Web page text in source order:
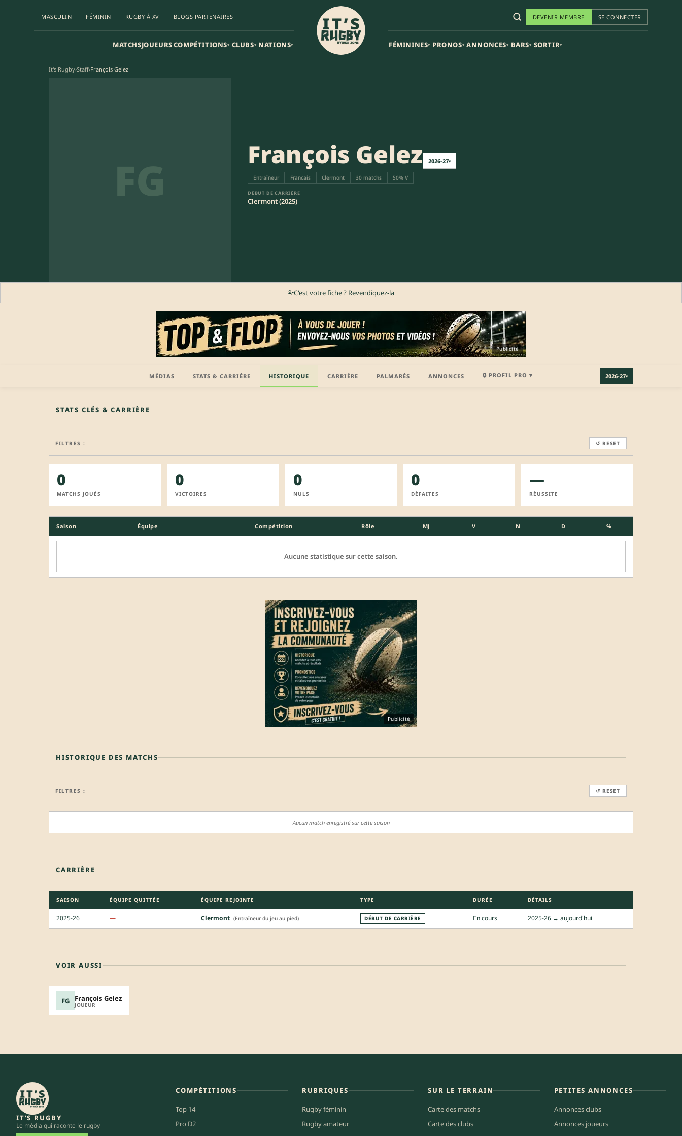
MASCULIN FÉMININ RUGBY À XV BLOGS PARTENAIRES
MATCHSJOUEURSCOMPÉTITIONS▾ CLUBS▾ NATIONS▾
DEVENIR MEMBRE SE CONNECTER
FÉMININES▾ PRONOS▾ ANNONCES▾ BARS▾ SORTIR▾
It's Rugby›Staff›François Gelez
FG François Gelez 2026-27▾
Entraîneur Francais Clermont 30 matchs 50% V
DÉBUT DE CARRIÈRE
Clermont (2025)
C'est votre fiche ? Revendiquez-la
Publicité
MÉDIAS STATS & CARRIÈRE HISTORIQUE CARRIÈRE PALMARÈS ANNONCES 🔒 PROFIL PRO ▾ 2026-27▾
🔒 PROFIL PRO
STATS CLÉS & CARRIÈRE
FILTRES : ↺ RESET
0
MATCHS JOUÉS
0
VICTOIRES
0
NULS
0
DÉFAITES
—
RÉUSSITE
Saison Équipe Compétition Rôle MJ V N D %
Aucune statistique sur cette saison.
Publicité
HISTORIQUE DES MATCHS
FILTRES : ↺ RESET
Aucun match enregistré sur cette saison
CARRIÈRE
SAISON ÉQUIPE QUITTÉE ÉQUIPE REJOINTE TYPE DURÉE DÉTAILS
2025-26 — Clermont (Entraîneur du jeu au pied) DÉBUT DE CARRIÈRE En cours 2025-26 → aujourd'hui
VOIR AUSSI
FG François Gelez
JOUEUR
IT’S RUGBY
Le média qui raconte le rugby
COMPÉTITIONS
Top 14
Pro D2
RUBRIQUES
Rugby féminin
Rugby amateur
SUR LE TERRAIN
Carte des matchs
Carte des clubs
PETITES ANNONCES
Annonces clubs
Annonces joueurs